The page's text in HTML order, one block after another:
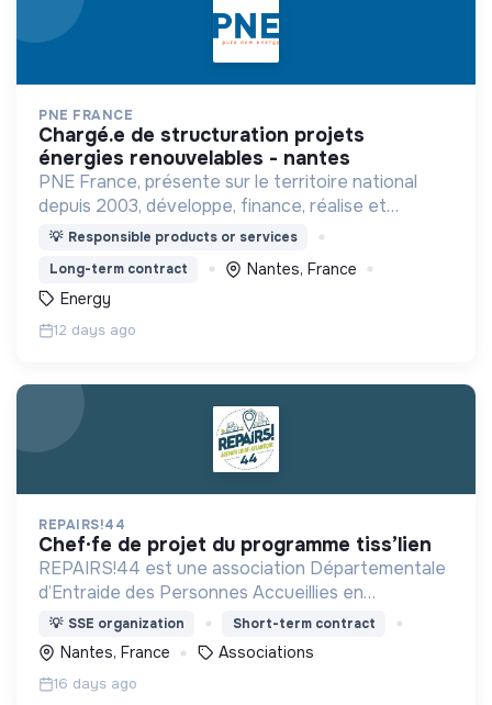
PNE FRANCE
chargé.e de structuration projets
énergies renouvelables - nantes
PNE France, présente sur le territoire national
depuis 2003, développe, finance, réalise et
exploite des parcs éoliens et agrivoltaïques.
💡 Responsible products or services
Long-term contract
Nantes, France
Energy
12 days ago
REPAIRS!44
chef·fe de projet du programme tiss’lien
REPAIRS!44 est une association Départementale
d’Entraide des Personnes Accueillies en
Protection de l’Enfance (ADEPAPE). Elle agit avec
et pour les enfants placés d’hier et d’aujourd’hui.
💡 SSE organization Short-term contract
Nantes, France Associations
16 days ago